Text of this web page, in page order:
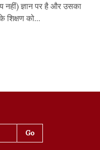
नहीं) ज्ञान पर है और उसका
शिक्षण को...